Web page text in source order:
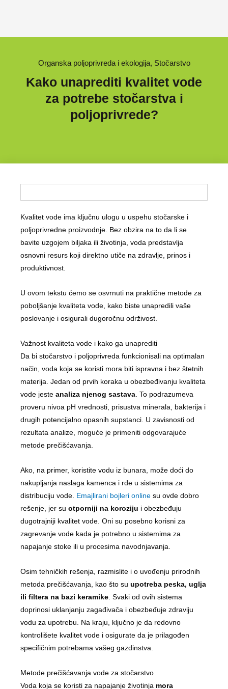
Organska poljoprivreda i ekologija, Stočarstvo
Kako unaprediti kvalitet vode
za potrebe stočarstva i
poljoprivrede?
Kvalitet vode ima ključnu ulogu u uspehu stočarske i
poljoprivredne proizvodnje. Bez obzira na to da li se
bavite uzgojem biljaka ili životinja, voda predstavlja
osnovni resurs koji direktno utiče na zdravlje, prinos i
produktivnost.
U ovom tekstu ćemo se osvrnuti na praktične metode za
poboljšanje kvaliteta vode, kako biste unapredili vaše
poslovanje i osigurali dugoročnu održivost.
Važnost kvaliteta vode i kako ga unaprediti
Da bi stočarstvo i poljoprivreda funkcionisali na optimalan
način, voda koja se koristi mora biti ispravna i bez štetnih
materija. Jedan od prvih koraka u obezbeđivanju kvaliteta
vode jeste analiza njenog sastava. To podrazumeva
proveru nivoa pH vrednosti, prisustva minerala, bakterija i
drugih potencijalno opasnih supstanci. U zavisnosti od
rezultata analize, moguće je primeniti odgovarajuće
metode prečišćavanja.
Ako, na primer, koristite vodu iz bunara, može doći do
nakupljanja naslaga kamenca i rđe u sistemima za
distribuciju vode. Emajlirani bojleri online su ovde dobro
rešenje, jer su otporniji na koroziju i obezbeđuju
dugotrajniji kvalitet vode. Oni su posebno korisni za
zagrevanje vode kada je potrebno u sistemima za
napajanje stoke ili u procesima navodnjavanja.
Osim tehničkih rešenja, razmislite i o uvođenju prirodnih
metoda prečišćavanja, kao što su upotreba peska, uglja
ili filtera na bazi keramike. Svaki od ovih sistema
doprinosi uklanjanju zagađivača i obezbeđuje zdraviju
vodu za upotrebu. Na kraju, ključno je da redovno
kontrolišete kvalitet vode i osigurate da je prilagođen
specifičnim potrebama vašeg gazdinstva.
Metode prečišćavanja vode za stočarstvo
Voda koja se koristi za napajanje životinja mora